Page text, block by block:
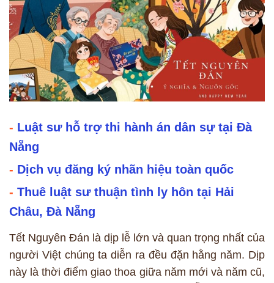
- Luật sư hỗ trợ thi hành án dân sự tại Đà
Nẵng
- Dịch vụ đăng ký nhãn hiệu toàn quốc
- Thuê luật sư thuận tình ly hôn tại Hải
Châu, Đà Nẵng
Tết Nguyên Đán là dịp lễ lớn và quan trọng nhất của
người Việt chúng ta diễn ra đều đặn hằng năm. Dịp
này là thời điểm giao thoa giữa năm mới và năm cũ,